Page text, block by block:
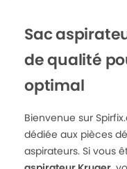
Sac
de qualité
optimal
Bienvenue sur
dédiée aux pièces
aspirateurs. Si vous